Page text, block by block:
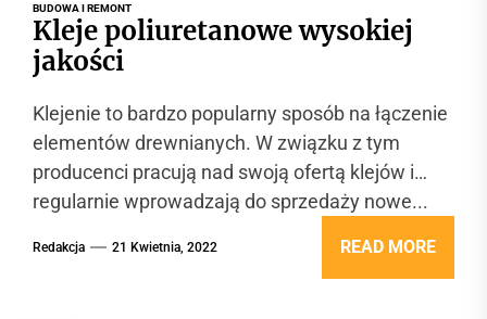
BUDOWA I REMONT
Kleje poliuretanowe wysokiej
jakości
Klejenie to bardzo popularny sposób na łączenie
elementów drewnianych. W związku z tym
producenci pracują nad swoją ofertą klejów i
regularnie wprowadzają do sprzedaży nowe...
Redakcja 21 Kwietnia, 2022 READ MORE